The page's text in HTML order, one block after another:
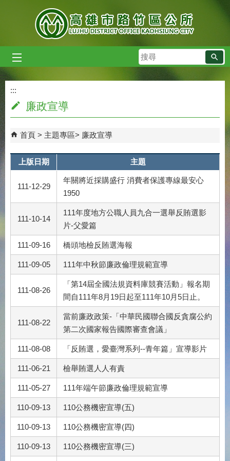
跳到主要內容區塊
搜
尋
:::
廉政宣導
首頁 主題專區 廉政宣導
上版日期 主題
111-12-29
年關將近採購盛行 消費者保護專線最安心
1950
111-10-14
111年度地方公職人員九合一選舉反賄選影
片-父愛篇
111-09-16 橋頭地檢反賄選海報
111-09-05 111年中秋節廉政倫理規範宣導
111-08-26
「第14屆全國法規資料庫競賽活動」報名期
間自111年8月19日起至111年10月5日止。
111-08-22
當前廉政政策-「中華民國聯合國反貪腐公約
第二次國家報告國際審查會議」
111-08-08 「反賄選，愛臺灣系列--青年篇」宣導影片
111-06-21 檢舉賄選人人有責
111-05-27 111年端午節廉政倫理規範宣導
110-09-13 110公務機密宣導(五)
110-09-13 110公務機密宣導(四)
110-09-13 110公務機密宣導(三)